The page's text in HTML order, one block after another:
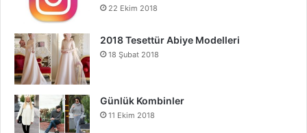
22 Ekim 2018
2018 Tesettür Abiye Modelleri
18 Şubat 2018
Günlük Kombinler
11 Ekim 2018